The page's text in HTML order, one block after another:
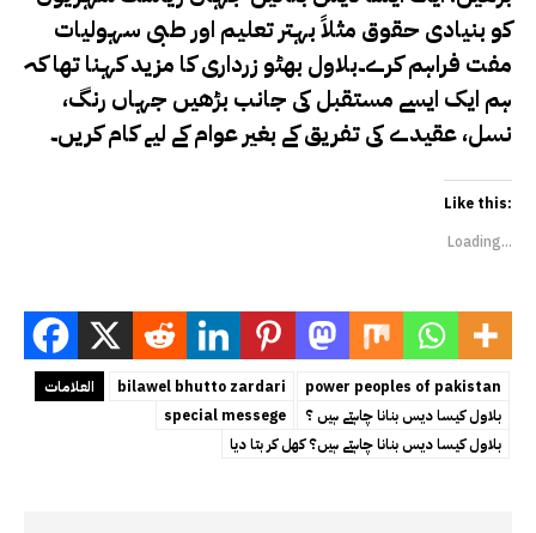
کو بنیادی حقوق مثلاً بہتر تعلیم اور طبی سہولیات
مفت فراہم کرے۔بلاول بھٹو زرداری کا مزید کہنا تھا کہ
ہم ایک ایسے مستقبل کی جانب بڑھیں جہاں رنگ،
نسل، عقیدے کی تفریق کے بغیر عوام کے لیے کام کریں۔
Like this:
Loading...
العلامات bilawel bhutto zardari
power peoples of pakistan
special messege
بلاول کیسا دیس بنانا چاہتے ہیں ؟
بلاول کیسا دیس بنانا چاہتے ہیں؟ کھل کر بتا دیا